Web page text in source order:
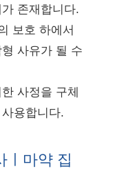
존재합니다.
보호 하에서
사유가 될 수
사정을 구체
용합니다.
ㅣ마약 집